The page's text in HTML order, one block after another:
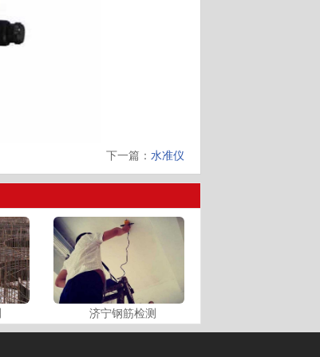
下一篇： 水准仪
济宁钢筋检测